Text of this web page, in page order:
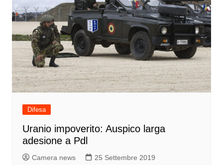
Difesa
Uranio impoverito: Auspico larga
adesione a Pdl
Camera news 25 Settembre 2019